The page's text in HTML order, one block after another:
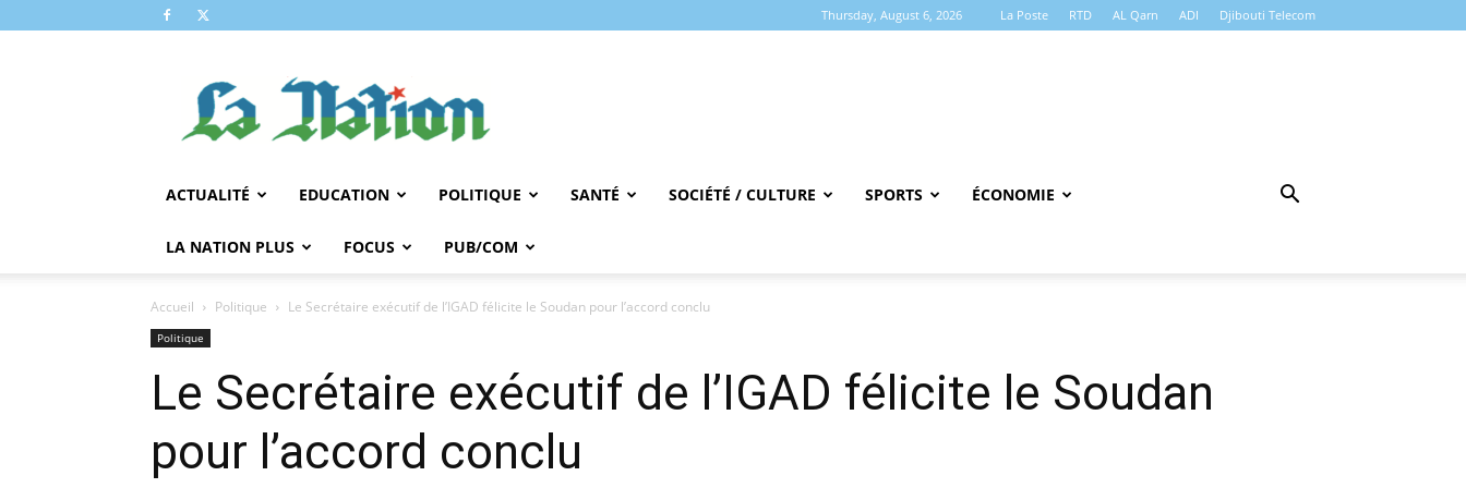
Thursday, August 6, 2026 La Poste RTD AL Qarn ADI Djibouti Telecom
NATION
ACTUALITÉ EDUCATION POLITIQUE SANTÉ SOCIÉTÉ / CULTURE SPORTS ÉCONOMIE
LA NATION PLUS FOCUS PUB/COM
Accueil Politique Le Secrétaire exécutif de l’IGAD félicite le Soudan pour l’accord conclu
Politique
Le Secrétaire exécutif de l’IGAD félicite le Soudan
pour l’accord conclu